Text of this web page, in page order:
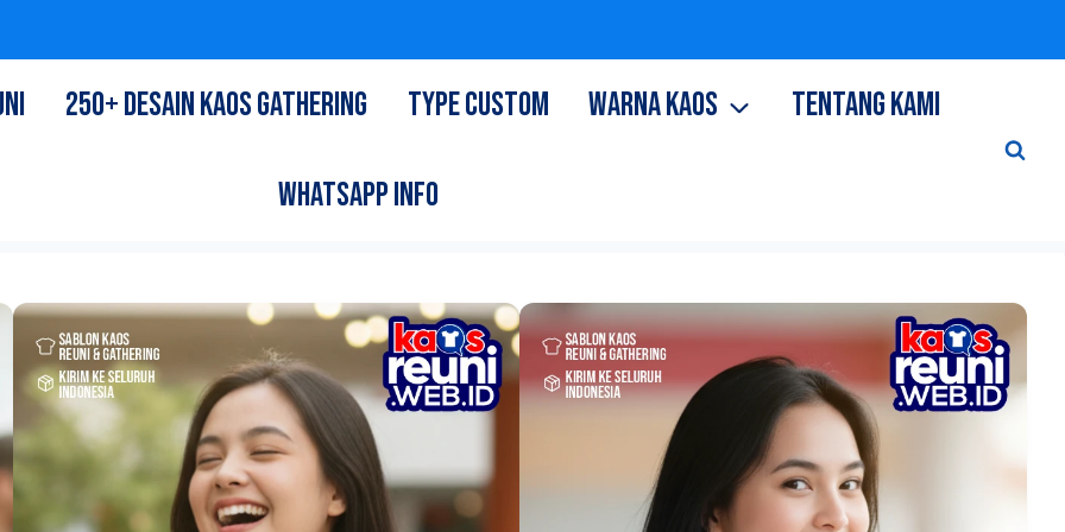
250+ DESAIN KAOS GATHERING TYPE CUSTOM WARNA KAOS TENTANG KAMI
WHATSAPP INFO